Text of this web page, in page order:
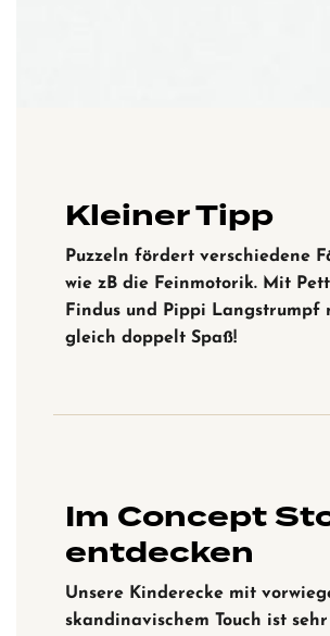
Kleiner Tipp
Puzzeln fördert verschiedene
wie zB die Feinmotorik. Mit
Findus und Pippi Langstrumpf
gleich doppelt Spaß!
Im Concept
entdecken
Unsere Kinderecke mit
skandinavischem Touch ist